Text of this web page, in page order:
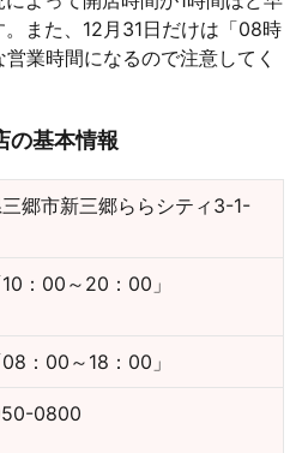
。また、12月31日だけは「08時
業時間になるので注意してく
の基本情報
郷市新三郷ららシティ3-1-
：00～20：00」
：00～18：00」
0800